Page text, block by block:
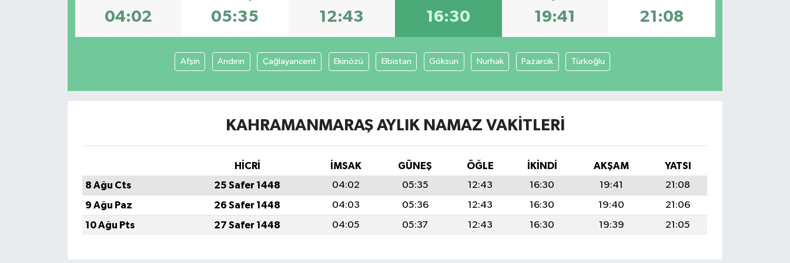
04:02 05:35 12:43 16:30 19:41 21:08
Afşin Andırın Çağlayancerit Ekinözü Elbistan Göksun Nurhak Pazarcık Türkoğlu
KAHRAMANMARAŞ AYLIK NAMAZ VAKITLERI
HİCRİ İMSAK GÜNEŞ ÖĞLE İKINDI AKŞAM
YATSI
8 Ağu Cts
25 Safer 1448 04:02 05:35 12:43 16:30 19:41
21:08
9 Ağu Paz
26 Safer 1448 04:03 05:36 12:43 16:30 19:40
21:06
10 Ağu Pts
27 Safer 1448 04:05 05:37 12:43 16:30 19:39 21:05